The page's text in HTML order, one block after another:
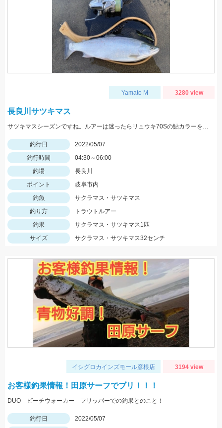
Yamato M 3280 view
長良川サツキマス
サツキマスシーズンですね。ルアーは迷ったらリュウキ70Sの鮎カラーを選択しておけば間違いないです。
釣行日
2022/05/07
釣行時間
04:30～06:00
釣場
長良川
ポイント
岐阜市内
釣魚
サクラマス・サツキマス
釣り方
トラウトルアー
釣果
サクラマス・サツキマス1匹
サイズ
サクラマス・サツキマス32センチ
イシグロカインズモール彦根店 3194 view
お客様釣果情報！田原サーフでブリ！！！
DUO ビーチウォーカー フリッパーでの釣果とのこと！
釣行日
2022/05/07